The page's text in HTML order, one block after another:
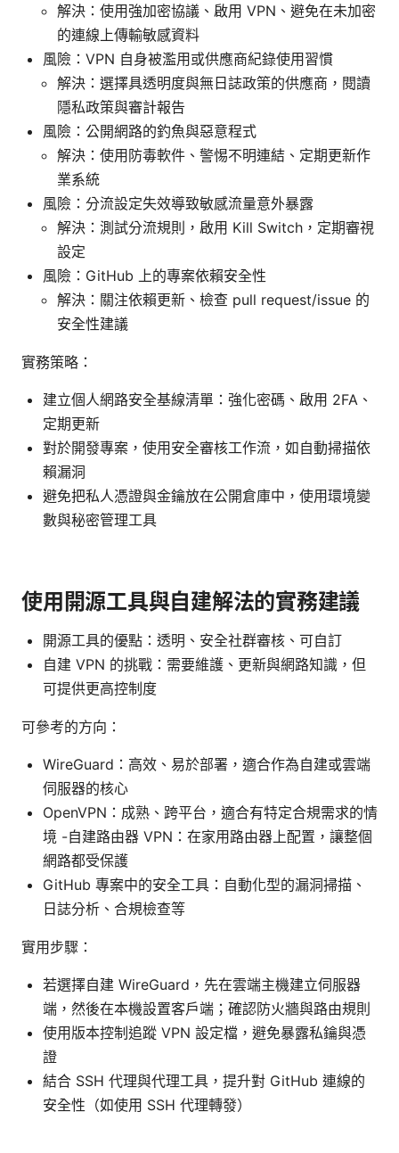
解決：使用強加密協議、啟用 VPN、避免在未加密
的連線上傳輸敏感資料
風險：VPN 自身被濫用或供應商紀錄使用習慣
解決：選擇具透明度與無日誌政策的供應商，閱讀
隱私政策與審計報告
風險：公開網路的釣魚與惡意程式
解決：使用防毒軟件、警惕不明連結、定期更新作
業系統
風險：分流設定失效導致敏感流量意外暴露
解決：測試分流規則，啟用 Kill Switch，定期審視
設定
風險：GitHub 上的專案依賴安全性
解決：關注依賴更新、檢查 pull request/issue 的
安全性建議
實務策略：
建立個人網路安全基線清單：強化密碼、啟用 2FA、
定期更新
對於開發專案，使用安全審核工作流，如自動掃描依
賴漏洞
避免把私人憑證與金鑰放在公開倉庫中，使用環境變
數與秘密管理工具
使用開源工具與自建解法的實務建議
開源工具的優點：透明、安全社群審核、可自訂
自建 VPN 的挑戰：需要維護、更新與網路知識，但
可提供更高控制度
可參考的方向：
WireGuard：高效、易於部署，適合作為自建或雲端
伺服器的核心
OpenVPN：成熟、跨平台，適合有特定合規需求的情
境 -自建路由器 VPN：在家用路由器上配置，讓整個
網路都受保護
GitHub 專案中的安全工具：自動化型的漏洞掃描、
日誌分析、合規檢查等
實用步驟：
若選擇自建 WireGuard，先在雲端主機建立伺服器
端，然後在本機設置客戶端；確認防火牆與路由規則
使用版本控制追蹤 VPN 設定檔，避免暴露私鑰與憑
證
結合 SSH 代理與代理工具，提升對 GitHub 連線的
安全性（如使用 SSH 代理轉發）